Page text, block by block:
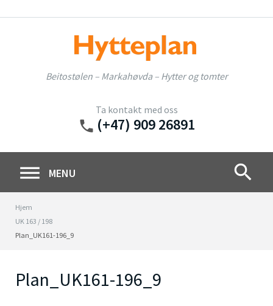
to
Beitostølen – Markahøvda – Hytter og tomter
Ta kontakt med oss
phone (+47) 909 26891
MENU search
Hjem
UK 163 / 198
Plan_UK161-196_9
Plan_UK161-196_9